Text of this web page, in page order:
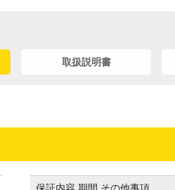
取扱説明書